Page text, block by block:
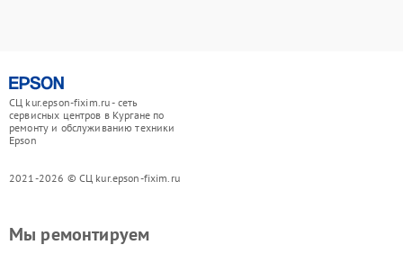
СЦ kur.epson-fixim.ru - сеть
сервисных центров в Кургане по
ремонту и обслуживанию техники
Epson
2021-2026 © СЦ kur.epson-fixim.ru
Мы ремонтируем